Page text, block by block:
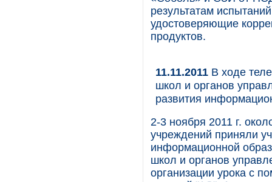
результатам
удостоверяющие
продуктов.
11.11.2011 В ходе
школ и органов
развития
2-3 ноября 2011 г.
учреждений приняли
информационной
школ и органов
организации урока с